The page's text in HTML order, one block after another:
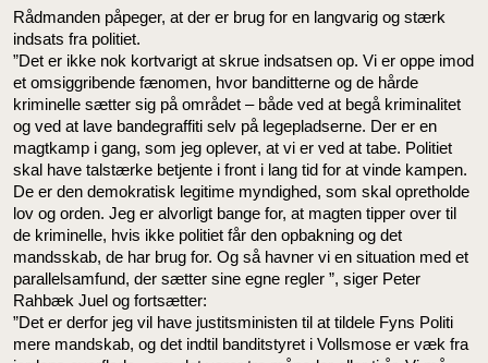
Rådmanden påpeger, at der er brug for en langvarig og stærk
indsats fra politiet.
”Det er ikke nok kortvarigt at skrue indsatsen op. Vi er oppe imod
et omsiggribende fænomen, hvor banditterne og de hårde
kriminelle sætter sig på området – både ved at begå kriminalitet
og ved at lave bandegraffiti selv på legepladserne. Der er en
magtkamp i gang, som jeg oplever, at vi er ved at tabe. Politiet
skal have talstærke betjente i front i lang tid for at vinde kampen.
De er den demokratisk legitime myndighed, som skal opretholde
lov og orden. Jeg er alvorligt bange for, at magten tipper over til
de kriminelle, hvis ikke politiet får den opbakning og det
mandsskab, de har brug for. Og så havner vi en situation med et
parallelsamfund, der sætter sine egne regler ”, siger Peter
Rahbæk Juel og fortsætter:
”Det er derfor jeg vil have justitsministen til at tildele Fyns Politi
mere mandskab, og det indtil banditstyret i Vollsmose er væk fra